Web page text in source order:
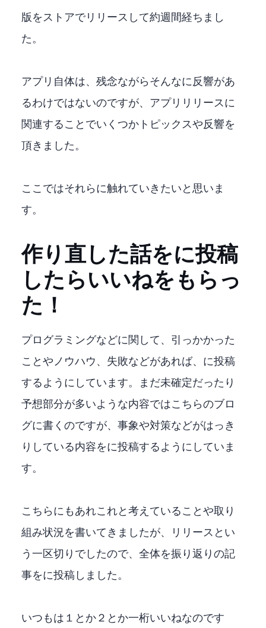
Windows版をMicrosoftストアでリリースして約1週間経ちまし
た。
アプリ自体は、残念ながらそんなに反響があ
るわけではないのですが、アプリリリースに
関連することでいくつかトピックスや反響を
頂きました。
ここではそれらに触れていきたいと思いま
す。
作り直した話をQiitaに投稿
したら100いいねをもらっ
た！
プログラミングなどに関して、引っかかった
ことやノウハウ、失敗などがあれば、Qiitaに投稿
するようにしています。まだ未確定だったり
予想部分が多いような内容ではこちらのブロ
グに書くのですが、事象や対策などがはっき
りしている内容をQiitaに投稿するようにしていま
す。
こちらにもあれこれと考えていることや取り
組み状況を書いてきましたが、リリースとい
う一区切りでしたので、全体を振り返りの記
事をQiitaに投稿しました。
いつもは１とか２とか一桁いいねなのです